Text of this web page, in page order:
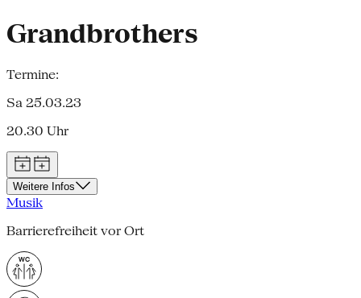
Grandbrothers
Termine:
Sa 25.03.23
20.30 Uhr
Weitere Infos
Musik
Barrierefreiheit vor Ort